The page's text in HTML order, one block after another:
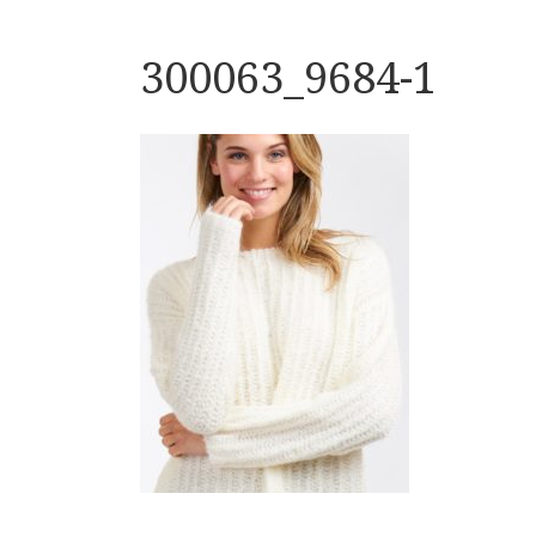
300063_9684-1